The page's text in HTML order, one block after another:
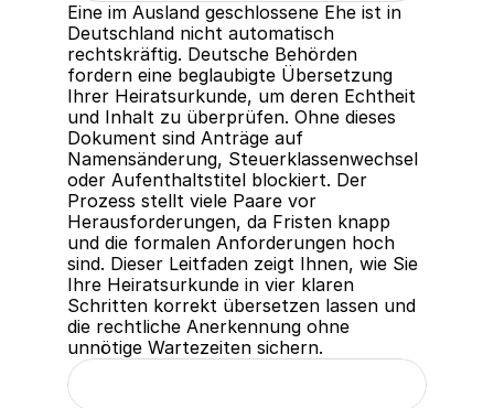
Eine im Ausland geschlossene Ehe ist in
Deutschland nicht automatisch
rechtskräftig. Deutsche Behörden
fordern eine beglaubigte Übersetzung
Ihrer Heiratsurkunde, um deren Echtheit
und Inhalt zu überprüfen. Ohne dieses
Dokument sind Anträge auf
Namensänderung, Steuerklassenwechsel
oder Aufenthaltstitel blockiert. Der
Prozess stellt viele Paare vor
Herausforderungen, da Fristen knapp
und die formalen Anforderungen hoch
sind. Dieser Leitfaden zeigt Ihnen, wie Sie
Ihre Heiratsurkunde in vier klaren
Schritten korrekt übersetzen lassen und
die rechtliche Anerkennung ohne
unnötige Wartezeiten sichern.